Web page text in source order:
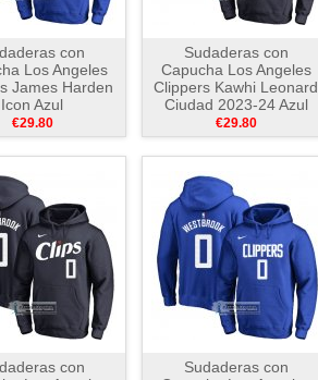
con
Los Angeles
James Harden
Icon Azul
€29.80
Sudaderas con
Capucha Los Angeles
Clippers Kawhi Leonard
Ciudad 2023-24 Azul
€29.80
con
Sudaderas con